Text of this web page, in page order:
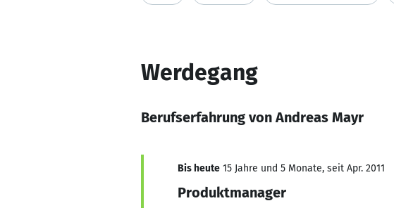
Werdegang
Berufserfahrung von Andreas Mayr
Bis heute 15 Jahre und 5 Monate, seit Apr. 2011
Produktmanager